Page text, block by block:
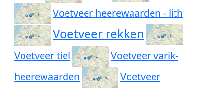
Voetveer heerewaarden - lith
Voetveer rekken
Voetveer tiel
Voetveer varik-
heerewaarden
Voetveer